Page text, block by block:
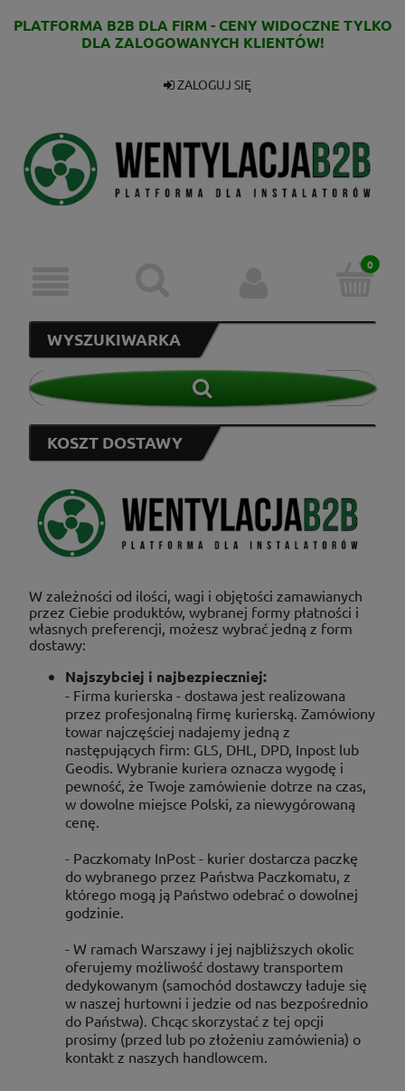
PLATFORMA B2B DLA FIRM - CENY WIDOCZNE TYLKO
DLA ZALOGOWANYCH KLIENTÓW!
ZALOGUJ SIĘ
WYSZUKIWARKA
KOSZT DOSTAWY
W zależności od ilości, wagi i objętości zamawianych
przez Ciebie produktów, wybranej formy płatności i
własnych preferencji, możesz wybrać jedną z form
dostawy:
Najszybciej i najbezpieczniej:
- Firma kurierska - dostawa jest realizowana
przez profesjonalną firmę kurierską. Zamówiony
towar najczęściej nadajemy jedną z
następujących firm: GLS, DHL, DPD, Inpost lub
Geodis. Wybranie kuriera oznacza wygodę i
pewność, że Twoje zamówienie dotrze na czas,
w dowolne miejsce Polski, za niewygórowaną
cenę.
- Paczkomaty InPost - kurier dostarcza paczkę
do wybranego przez Państwa Paczkomatu, z
którego mogą ją Państwo odebrać o dowolnej
godzinie.
- W ramach Warszawy i jej najbliższych okolic
oferujemy możliwość dostawy transportem
dedykowanym (samochód dostawczy ładuje się
w naszej hurtowni i jedzie od nas bezpośrednio
do Państwa). Chcąc skorzystać z tej opcji
prosimy (przed lub po złożeniu zamówienia) o
kontakt z naszych handlowcem.